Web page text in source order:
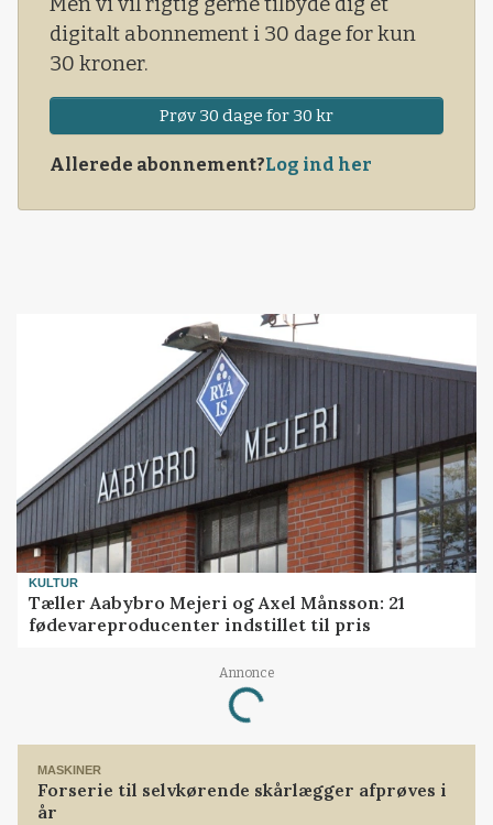
digitalt abonnement i 30 dage for kun
30 kroner.
Prøv 30 dage for 30 kr
Allerede abonnement?Log ind her
KULTUR
Tæller Aabybro Mejeri og Axel Månsson: 21
fødevareproducenter indstillet til pris
Annonce
Loading...
MASKINER
Forserie til selvkørende skårlægger afprøves i
år